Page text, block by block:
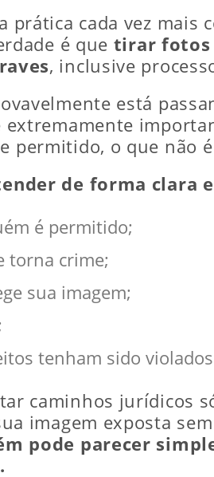
prática cada vez
é que tirar fotos
, inclusive
está
extremamente
permitido, o que não
de forma clara
é permitido;
torna crime;
sua imagem;
tenham sido
caminhos jurídicos
imagem exposta
pode parecer